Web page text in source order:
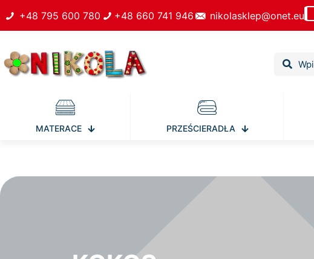
+48 795 600 780 +48 660 741 946 nikolasklep@onet.eu
MATERACE PRZEŚCIERADŁA